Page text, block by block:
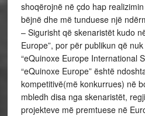
shoqërojnë në çdo hap
bëjnë dhe më tunduese një
– Sigurisht që skenaristët kudo
Europe”, por për publikun që
“eQuinoxe Europe International
“eQuinoxe Europe” është
kompetitivë(më konkurrues) në
mbledh disa nga skenaristët,
projekteve më premtuese në